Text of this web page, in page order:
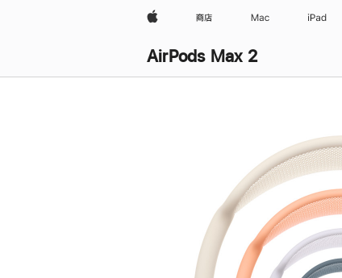
Apple 商店 Mac iPad
AirPods Max 2
AirPods Max 2